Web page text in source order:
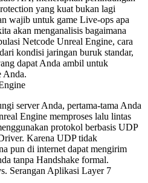
yang kuat bukan lagi
wajib untuk game Live-ops apa
akan menganalisis bagaimana
Netcode Unreal Engine, cara
kondisi jaringan buruk standar,
dapat Anda ambil untuk
Anda.
server Anda, pertama-tama Anda
Engine memproses lalu lintas
protokol berbasis UDP
. Karena UDP tidak
pun di internet dapat mengirim
tanpa Handshake formal.
Serangan Aplikasi Layer 7